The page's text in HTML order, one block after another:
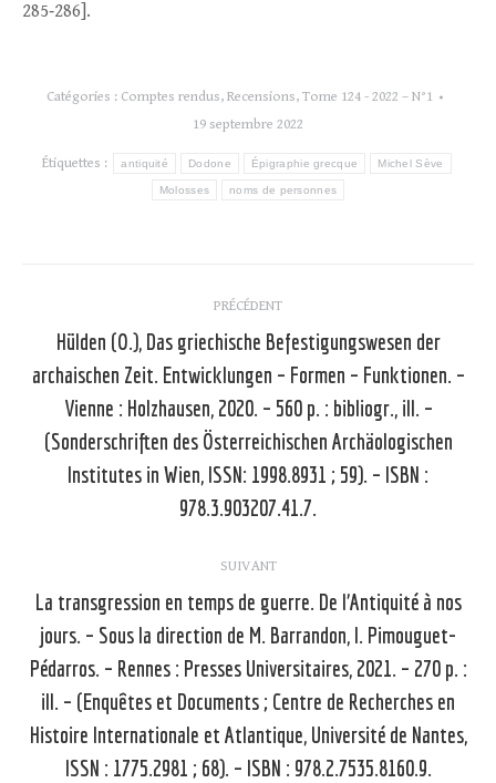
285‑286].
Catégories : Comptes rendus, Recensions, Tome 124 - 2022 – N°1
19 septembre 2022
Étiquettes : antiquité Dodone Épigraphie grecque Michel Sève
Molosses noms de personnes
article
PRÉCÉDENT
Article
précédent
Hülden (O.), Das griechische Befestigungswesen der
archaischen Zeit. Entwicklungen – Formen – Funktionen. –
Vienne : Holzhausen, 2020. – 560 p. : bibliogr., ill. –
(Sonderschriften des Österreichischen Archäologischen
Institutes in Wien, ISSN: 1998.8931 ; 59). – ISBN :
978.3.903207.41.7.
SUIVANT
Article
suivant
:
La transgression en temps de guerre. De l’Antiquité à nos
jours. – Sous la direction de M. Barrandon, I. Pimouguet-
Pédarros. – Rennes : Presses Universitaires, 2021. – 270 p. :
ill. – (Enquêtes et Documents ; Centre de Recherches en
Histoire Internationale et Atlantique, Université de Nantes,
ISSN : 1775.2981 ; 68). – ISBN : 978.2.7535.8160.9.